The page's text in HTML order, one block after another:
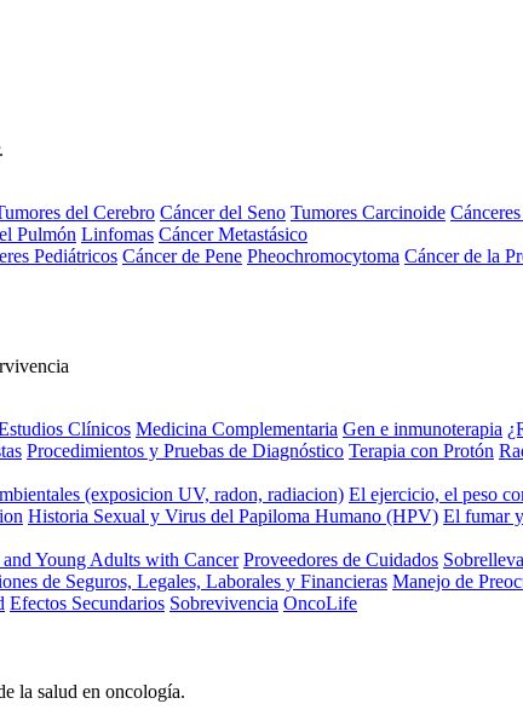
del Cerebro Cáncer del Seno Tumores Carcinoide
Pulmón Linfomas Cáncer Metastásico
Pediátricos Cáncer de Pene Pheochromocytoma Cáncer de la
Clínicos Medicina Complementaria Gen e inmunoterapia
Procedimientos y Pruebas de Diagnóstico Terapia con Protón
(exposicion UV, radon, radiacion) El ejercicio, el peso
Historia Sexual y Virus del Papiloma Humano (HPV) El fumar
Young Adults with Cancer Proveedores de Cuidados
de Seguros, Legales, Laborales y Financieras Manejo de
Efectos Secundarios Sobrevivencia OncoLife
la salud en oncología.